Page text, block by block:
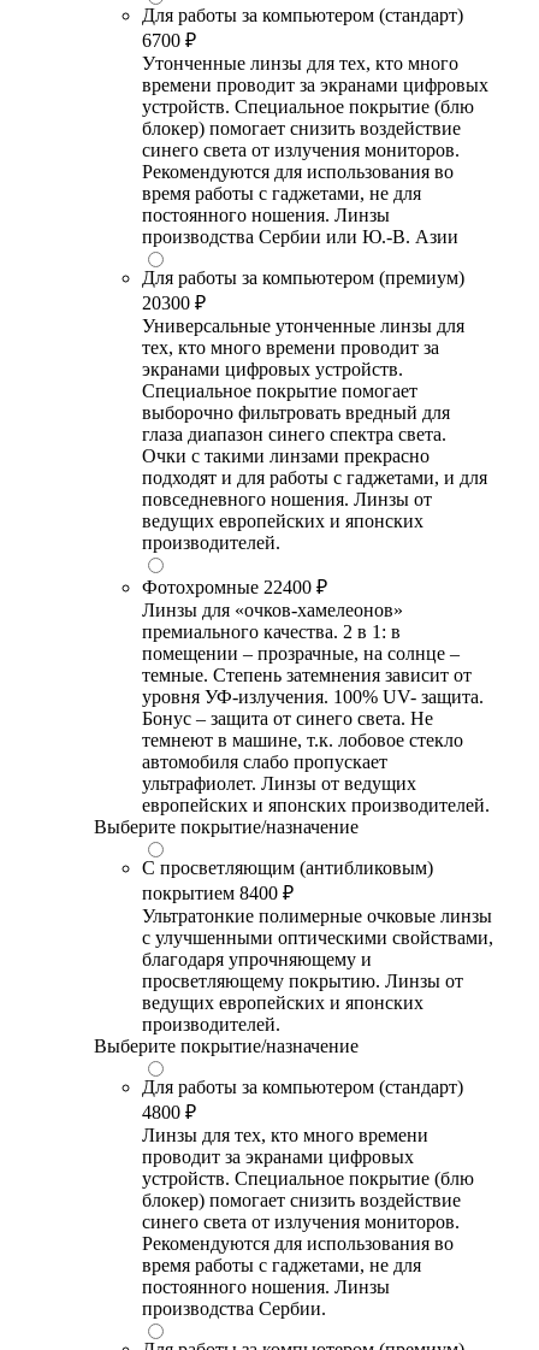
Для работы за компьютером (стандарт)
6700 ₽
Утонченные линзы для тех, кто много
времени проводит за экранами цифровых
устройств. Специальное покрытие (блю
блокер) помогает снизить воздействие
синего света от излучения мониторов.
Рекомендуются для использования во
время работы с гаджетами, не для
постоянного ношения. Линзы
производства Сербии или Ю.-В. Азии
Для работы за компьютером (премиум)
20300 ₽
Универсальные утонченные линзы для
тех, кто много времени проводит за
экранами цифровых устройств.
Специальное покрытие помогает
выборочно фильтровать вредный для
глаза диапазон синего спектра света.
Очки с такими линзами прекрасно
подходят и для работы с гаджетами, и для
повседневного ношения. Линзы от
ведущих европейских и японских
производителей.
Фотохромные 22400 ₽
Линзы для «очков-хамелеонов»
премиального качества. 2 в 1: в
помещении – прозрачные, на солнце –
темные. Степень затемнения зависит от
уровня УФ-излучения. 100% UV- защита.
Бонус – защита от синего света. Не
темнеют в машине, т.к. лобовое стекло
автомобиля слабо пропускает
ультрафиолет. Линзы от ведущих
европейских и японских производителей.
Выберите покрытие/назначение
С просветляющим (антибликовым)
покрытием 8400 ₽
Ультратонкие полимерные очковые линзы
с улучшенными оптическими свойствами,
благодаря упрочняющему и
просветляющему покрытию. Линзы от
ведущих европейских и японских
производителей.
Выберите покрытие/назначение
Для работы за компьютером (стандарт)
4800 ₽
Линзы для тех, кто много времени
проводит за экранами цифровых
устройств. Специальное покрытие (блю
блокер) помогает снизить воздействие
синего света от излучения мониторов.
Рекомендуются для использования во
время работы с гаджетами, не для
постоянного ношения. Линзы
производства Сербии.